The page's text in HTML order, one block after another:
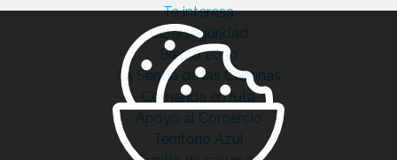
Te interesa
Ciberseguridad
Bierzo 2030
La Senda de las Cantinas
Comanda en ruta
Apoyo al Comercio
Territorio Azul